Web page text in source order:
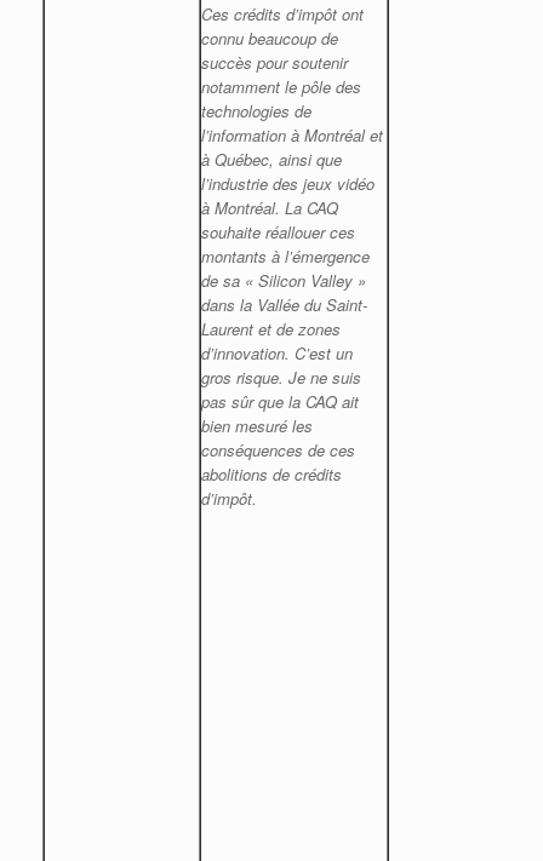
Ces crédits d’impôt ont
connu beaucoup de
succès pour soutenir
notamment le pôle des
technologies de
l’information à Montréal et
à Québec, ainsi que
l’industrie des jeux vidéo
à Montréal. La CAQ
souhaite réallouer ces
montants à l’émergence
de sa « Silicon Valley »
dans la Vallée du Saint-
Laurent et de zones
d’innovation. C’est un
gros risque. Je ne suis
pas sûr que la CAQ ait
bien mesuré les
conséquences de ces
abolitions de crédits
d’impôt.